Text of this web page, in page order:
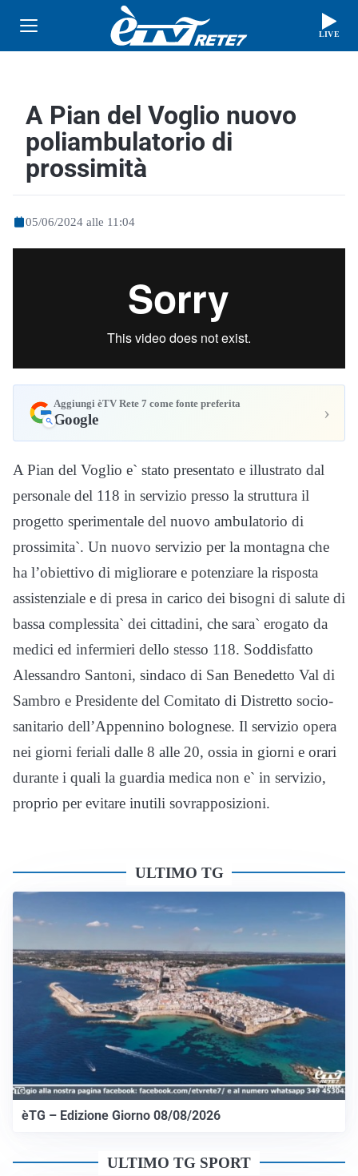
LIVE
A Pian del Voglio nuovo
poliambulatorio di
prossimità
05/06/2024 alle 11:04
Aggiungi èTV Rete 7 come fonte preferita
Google ›
A Pian del Voglio e` stato presentato e illustrato dal
personale del 118 in servizio presso la struttura il
progetto sperimentale del nuovo ambulatorio di
prossimita`. Un nuovo servizio per la montagna che
ha l’obiettivo di migliorare e potenziare la risposta
assistenziale e di presa in carico dei bisogni di salute di
bassa complessita` dei cittadini, che sara` erogato da
medici ed infermieri dello stesso 118. Soddisfatto
Alessandro Santoni, sindaco di San Benedetto Val di
Sambro e Presidente del Comitato di Distretto socio-
sanitario dell’Appennino bolognese. Il servizio opera
nei giorni feriali dalle 8 alle 20, ossia in giorni e orari
durante i quali la guardia medica non e` in servizio,
proprio per evitare inutili sovrapposizioni.
ULTIMO TG
èTG – Edizione Giorno 08/08/2026
ULTIMO TG SPORT